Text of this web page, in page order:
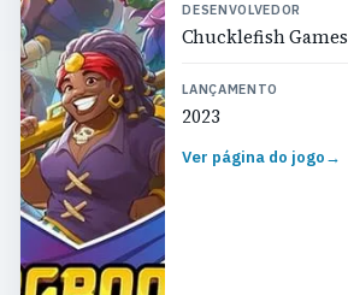
DESENVOLVEDOR
Chucklefish Games
LANÇAMENTO
2023
Ver página do jogo→